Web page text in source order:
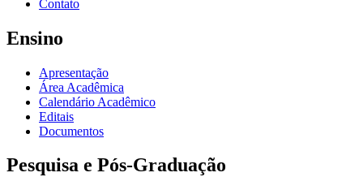
Contato
Ensino
Apresentação
Área Acadêmica
Calendário Acadêmico
Editais
Documentos
Pesquisa e Pós-Graduação